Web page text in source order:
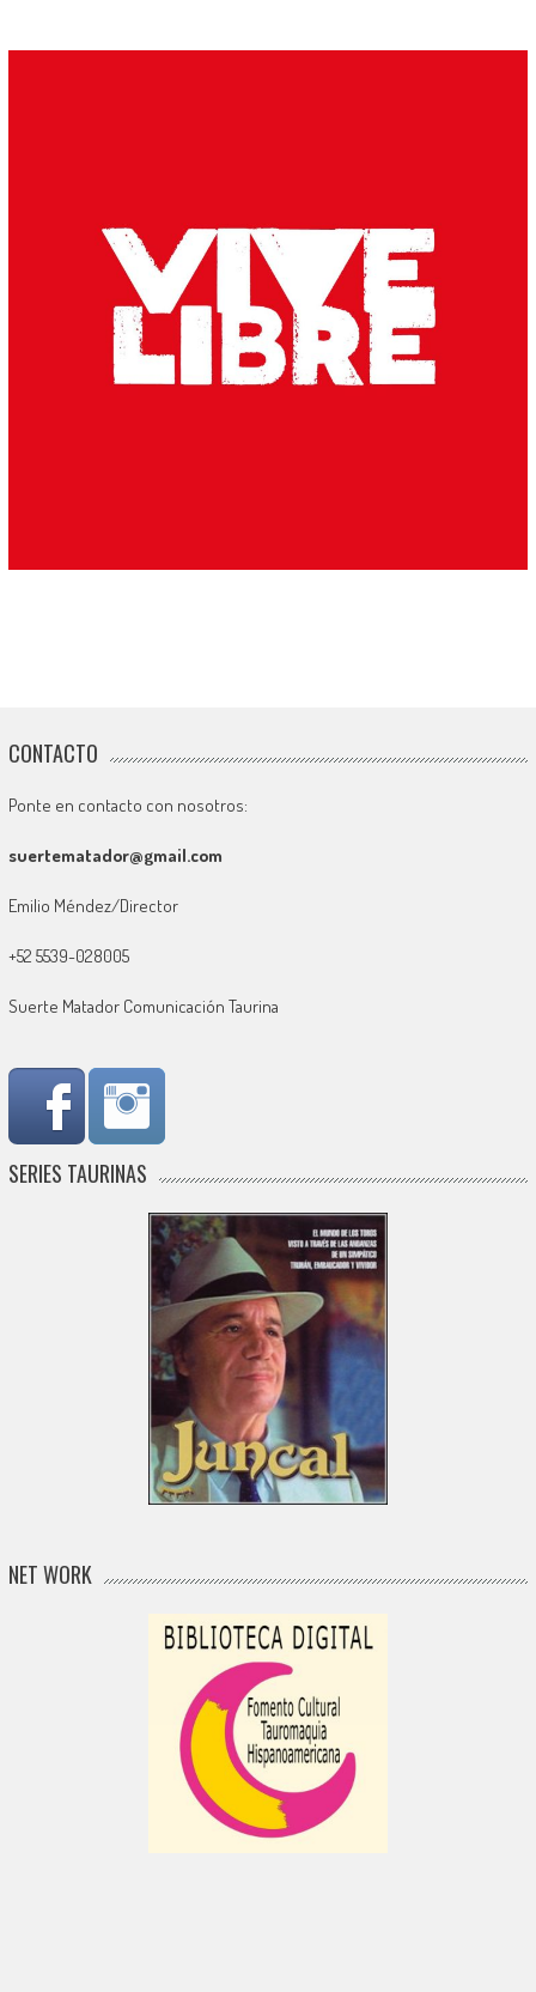
CONTACTO
Ponte en contacto con nosotros:
suertematador@gmail.com
Emilio Méndez/Director
+52 5539-028005
Suerte Matador Comunicación Taurina
SERIES TAURINAS
NET WORK